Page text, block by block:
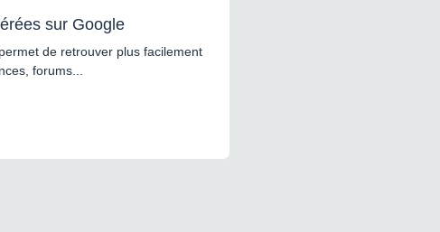
sur Google
de retrouver plus facilement
forums...